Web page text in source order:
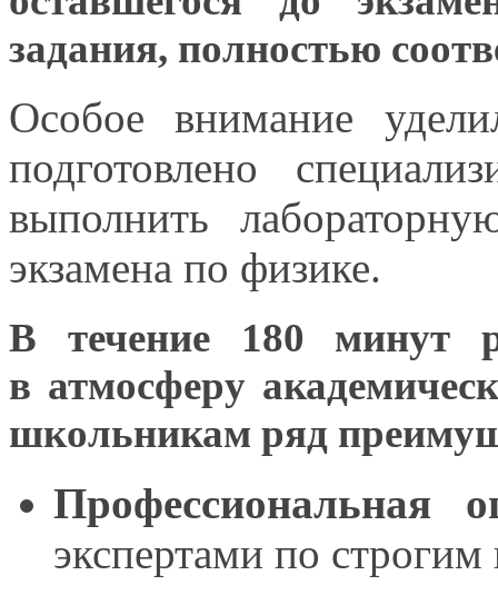
задания, полностью
Особое внимание
подготовлено
выполнить
экзамена по физике.
В течение 180 минут
в атмосферу
школьникам ряд
Профессиональная
экспертами по строгим